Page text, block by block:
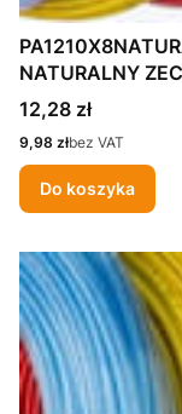
NATURALNY ZEC
Cena
12,28 zł
Cena
9,98 złbez VAT
Do koszyka